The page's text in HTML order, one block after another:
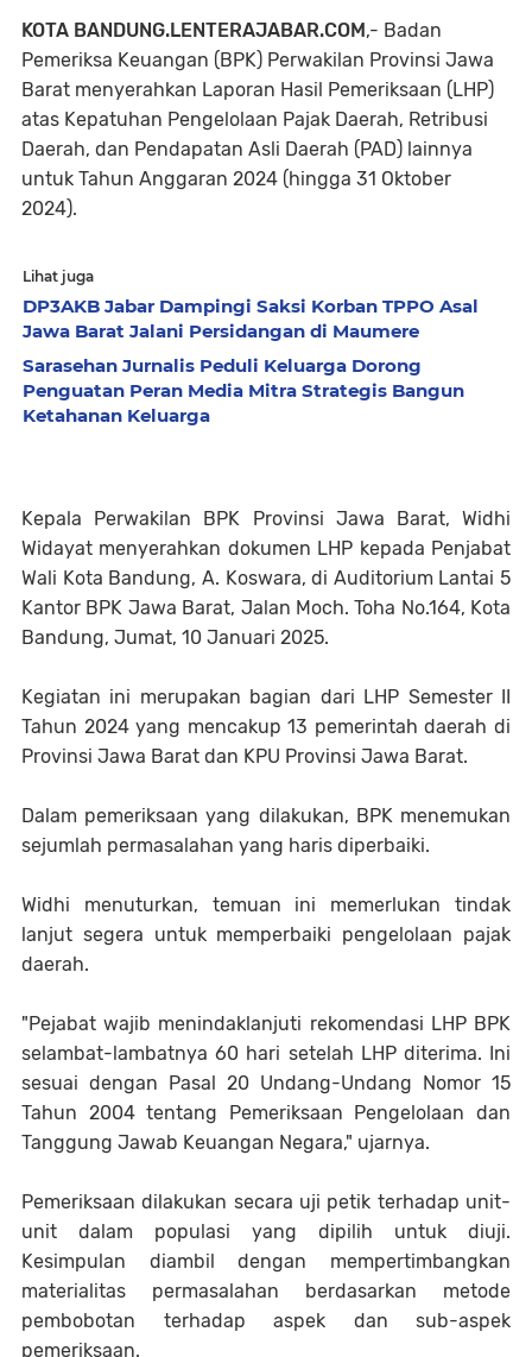
KOTA BANDUNG.LENTERAJABAR.COM,- Badan
Pemeriksa Keuangan (BPK) Perwakilan Provinsi Jawa
Barat menyerahkan Laporan Hasil Pemeriksaan (LHP)
atas Kepatuhan Pengelolaan Pajak Daerah, Retribusi
Daerah, dan Pendapatan Asli Daerah (PAD) lainnya
untuk Tahun Anggaran 2024 (hingga 31 Oktober
2024).
Lihat juga
DP3AKB Jabar Dampingi Saksi Korban TPPO Asal
Jawa Barat Jalani Persidangan di Maumere
Sarasehan Jurnalis Peduli Keluarga Dorong
Penguatan Peran Media Mitra Strategis Bangun
Ketahanan Keluarga
Kepala Perwakilan BPK Provinsi Jawa Barat, Widhi
Widayat menyerahkan dokumen LHP kepada Penjabat
Wali Kota Bandung, A. Koswara, di Auditorium Lantai 5
Kantor BPK Jawa Barat, Jalan Moch. Toha No.164, Kota
Bandung, Jumat, 10 Januari 2025.
Kegiatan ini merupakan bagian dari LHP Semester II
Tahun 2024 yang mencakup 13 pemerintah daerah di
Provinsi Jawa Barat dan KPU Provinsi Jawa Barat.
Dalam pemeriksaan yang dilakukan, BPK menemukan
sejumlah permasalahan yang haris diperbaiki.
Widhi menuturkan, temuan ini memerlukan tindak
lanjut segera untuk memperbaiki pengelolaan pajak
daerah.
"Pejabat wajib menindaklanjuti rekomendasi LHP BPK
selambat-lambatnya 60 hari setelah LHP diterima. Ini
sesuai dengan Pasal 20 Undang-Undang Nomor 15
Tahun 2004 tentang Pemeriksaan Pengelolaan dan
Tanggung Jawab Keuangan Negara," ujarnya.
Pemeriksaan dilakukan secara uji petik terhadap unit-
unit dalam populasi yang dipilih untuk diuji.
Kesimpulan diambil dengan mempertimbangkan
materialitas permasalahan berdasarkan metode
pembobotan terhadap aspek dan sub-aspek
pemeriksaan.